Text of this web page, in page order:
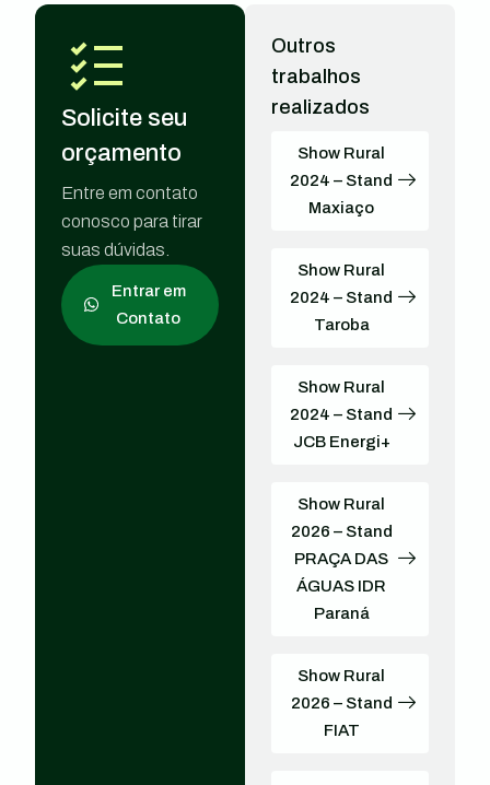
Solicite seu
orçamento
Entre em contato
conosco para tirar
suas dúvidas.
Entrar em
Contato
Outros
trabalhos
realizados
Show Rural
2024 – Stand
Maxiaço
Show Rural
2024 – Stand
Taroba
Show Rural
2024 – Stand
JCB Energi+
Show Rural
2026 – Stand
PRAÇA DAS
ÁGUAS IDR
Paraná
Show Rural
2026 – Stand
FIAT